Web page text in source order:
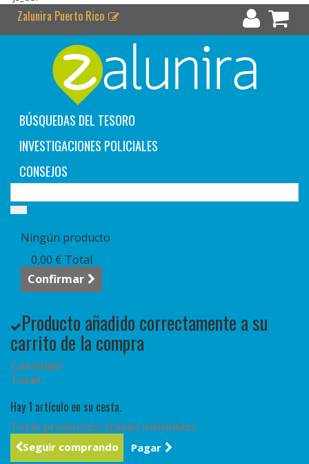
Zalunira Puerto Rico
BÚSQUEDAS DEL TESORO
INVESTIGACIONES POLICIALES
CONSEJOS
Ningún producto
0,00 € Total
Confirmar
Producto añadido correctamente a su
carrito de la compra
Cantidad
Total
Hay 1 artículo en su cesta.
Total productos: (tasas incluídas)
Seguir comprando Pagar